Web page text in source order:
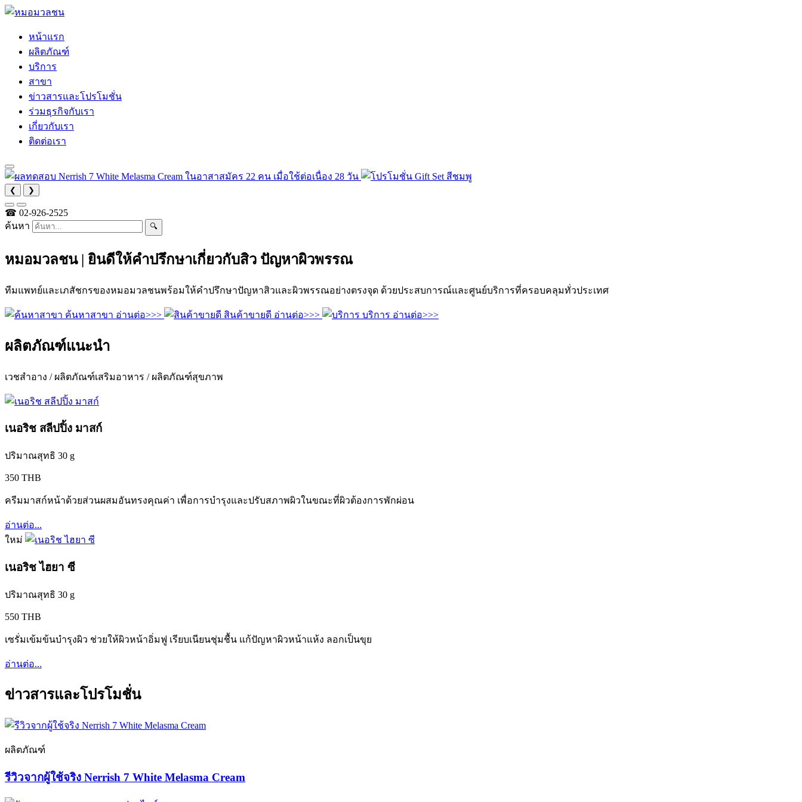
หน้าแรก
ผลิตภัณฑ์
บริการ
สาขา
ข่าวสารและโปรโมชั่น
ร่วมธุรกิจกับเรา
เกี่ยวกับเรา
ติดต่อเรา
❮ ❯
☎ 02-926-2525
ค้นหา
🔍
หมอมวลชน | ยินดีให้คำปรึกษาเกี่ยวกับสิว ปัญหาผิวพรรณ
ทีมแพทย์และเภสัชกรของหมอมวลชนพร้อมให้คำปรึกษาปัญหาสิวและผิวพรรณอย่างตรงจุด ด้วยประสบการณ์และศูนย์บริการที่ครอบคลุมทั่วประเทศ
ค้นหาสาขา อ่านต่อ>>> สินค้าขายดี อ่านต่อ>>> บริการ อ่านต่อ>>>
ผลิตภัณฑ์แนะนำ
เวชสำอาง / ผลิตภัณฑ์เสริมอาหาร / ผลิตภัณฑ์สุขภาพ
เนอริช สลีปปิ้ง มาสก์
ปริมาณสุทธิ 30 g
350 THB
ครีมมาสก์หน้าด้วยส่วนผสมอันทรงคุณค่า เพื่อการบำรุงและปรับสภาพผิวในขณะที่ผิวต้องการพักผ่อน
อ่านต่อ...
ใหม่
เนอริช ไฮยา ซี
ปริมาณสุทธิ 30 g
550 THB
เซรั่มเข้มข้นบำรุงผิว ช่วยให้ผิวหน้าอิ่มฟู เรียบเนียนชุ่มชื้น แก้ปัญหาผิวหน้าแห้ง ลอกเป็นขุย
อ่านต่อ...
ข่าวสารและโปรโมชั่น
ผลิตภัณฑ์
รีวิวจากผู้ใช้จริง Nerrish 7 White Melasma Cream